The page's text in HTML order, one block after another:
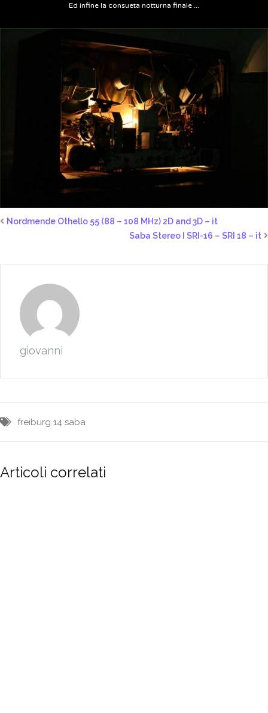
Ed infine la consueta notturna finale ...
Nordmende Othello 55 (88 – 108 MHz) 2D and 3D – it
Saba Stereo I SRI-16 – SRI 18 – it
giovanni
freiburg 14 saba
Articoli correlati